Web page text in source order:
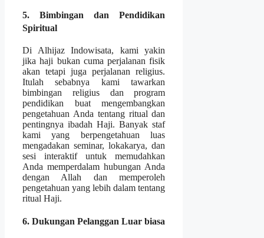
5. Bimbingan dan Pendidikan
Spiritual
Di Alhijaz Indowisata, kami yakin
jika haji bukan cuma perjalanan fisik
akan tetapi juga perjalanan religius.
Itulah sebabnya kami tawarkan
bimbingan religius dan program
pendidikan buat mengembangkan
pengetahuan Anda tentang ritual dan
pentingnya ibadah Haji. Banyak staf
kami yang berpengetahuan luas
mengadakan seminar, lokakarya, dan
sesi interaktif untuk memudahkan
Anda memperdalam hubungan Anda
dengan Allah dan memperoleh
pengetahuan yang lebih dalam tentang
ritual Haji.
6. Dukungan Pelanggan Luar biasa